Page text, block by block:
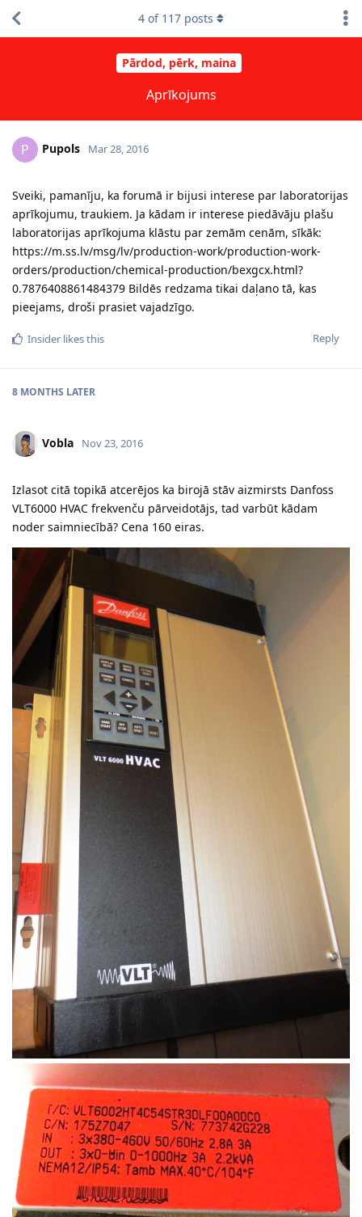
Pārdod, pērk, maina
Aprīkojums
4 of 117 posts
P Pupols Mar 28, 2016
Sveiki, pamanīju, ka forumā ir bijusi interese par laboratorijas
aprīkojumu, traukiem. Ja kādam ir interese piedāvāju plašu
laboratorijas aprīkojuma klāstu par zemām cenām, sīkāk:
https://m.ss.lv/msg/lv/production-work/production-work-
orders/production/chemical-production/bexgcx.html?
0.7876408861484379 Bildēs redzama tikai daļano tā, kas
pieejams, droši prasiet vajadzīgo.
Reply
Insider likes this
8 MONTHS LATER
Vobla Nov 23, 2016
Izlasot citā topikā atcerējos ka birojā stāv aizmirsts Danfoss
VLT6000 HVAC frekvenču pārveidotājs, tad varbūt kādam
noder saimniecībā? Cena 160 eiras.